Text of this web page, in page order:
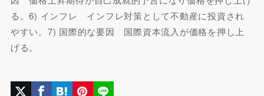
る。6) インフレ インフレ対策として不動産に投資され
やすい。7) 国際的な要因 国際資本流入が価格を押し上
げる。